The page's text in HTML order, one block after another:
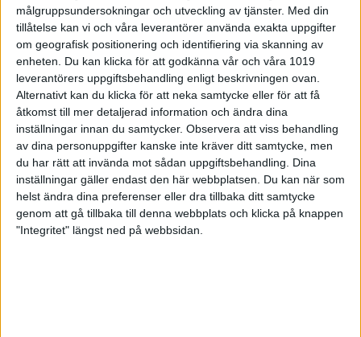
målgruppsundersokningar och utveckling av tjänster. Med din
tillåtelse kan vi och våra leverantörer använda exakta uppgifter
om geografisk positionering och identifiering via skanning av
enheten. Du kan klicka för att godkänna vår och våra 1019
leverantörers uppgiftsbehandling enligt beskrivningen ovan.
Alternativt kan du klicka för att neka samtycke eller för att få
åtkomst till mer detaljerad information och ändra dina
inställningar innan du samtycker. Observera att viss behandling
av dina personuppgifter kanske inte kräver ditt samtycke, men
du har rätt att invända mot sådan uppgiftsbehandling. Dina
inställningar gäller endast den här webbplatsen. Du kan när som
helst ändra dina preferenser eller dra tillbaka ditt samtycke
genom att gå tillbaka till denna webbplats och klicka på knappen
"Integritet" längst ned på webbsidan.
topp så snackar vi med varandra och vi var ändå
ganska snabba i förflyttningarna. Vi håller fast vid
våra idéer och vi är stabila, säger Hermansson som
var poängbäst i matchen med 947 poäng. Maria
Lindius hade högst poäng i AIK med 904.
Hermansson tycker att det är positivt att alla
elitserielagen samlas under helgen för
sammandrag.
– Det är väldigt kul att se så mycket dambowling på
en och samma helg. Vanligtvis är det bara fokus på
vårt egna spel men det ska bli roligt att passa på
att se de andra matcherna under helgen också och
se hur de olika lagen agerar.